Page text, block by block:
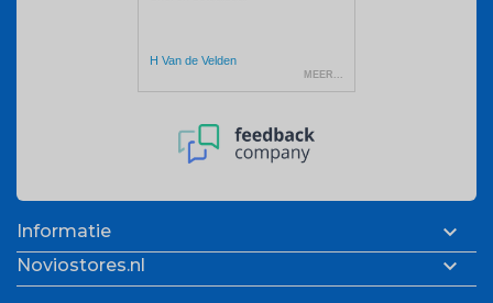
Informatie 
Noviostores.nl 